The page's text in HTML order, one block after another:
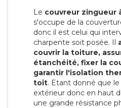
Le couvreur zingueur
s'occupe de la
donc il est celui qui
charpente soit posée. Il
couvrir la toiture,
étanchéité, fixer la
garantir l'isolation
toit. Etant donné que
extérieur donc en haut
une grande résistance